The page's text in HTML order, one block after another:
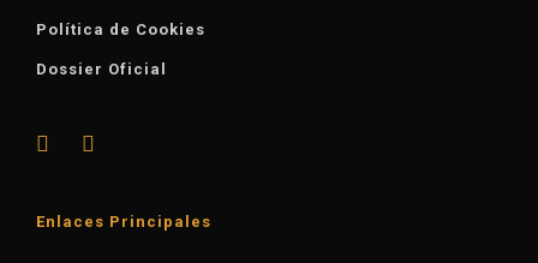
Política de Cookies
Dossier Oficial
Enlaces Principales